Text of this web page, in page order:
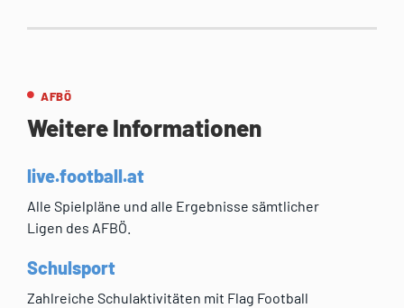
AFBÖ
Weitere Informationen
live.football.at
Alle Spielpläne und alle Ergebnisse sämtlicher
Ligen des AFBÖ.
Schulsport
Zahlreiche Schulaktivitäten mit Flag Football